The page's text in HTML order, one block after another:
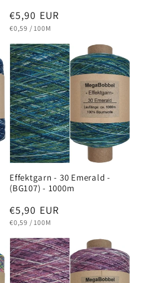
Normaler
Preis
€5,90 EUR
GRUNDPREIS
€0,59 / PRO
100M
Effektgarn - 30 Emerald -
(BG107) - 1000m
Normaler
Preis
€5,90 EUR
GRUNDPREIS
€0,59 / PRO
100M